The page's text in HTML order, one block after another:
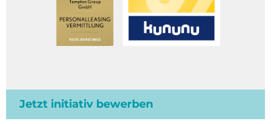
Jetzt initiativ bewerben